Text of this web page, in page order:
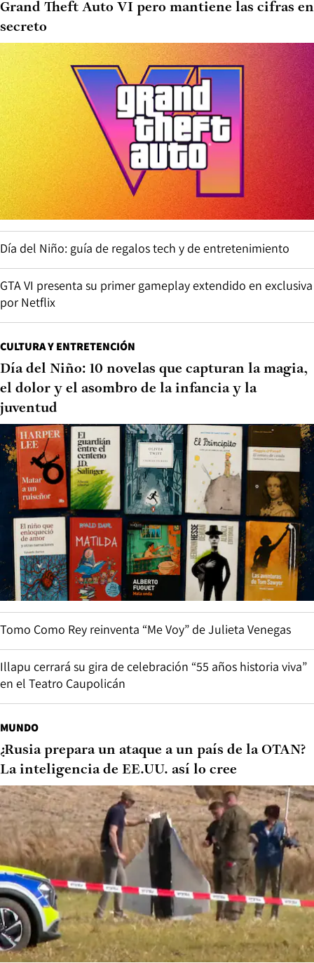
Grand Theft Auto VI pero mantiene las cifras en
secreto
Día del Niño: guía de regalos tech y de entretenimiento
GTA VI presenta su primer gameplay extendido en exclusiva
por Netflix
CULTURA Y ENTRETENCIÓN
Día del Niño: 10 novelas que capturan la magia,
el dolor y el asombro de la infancia y la
juventud
Tomo Como Rey reinventa “Me Voy” de Julieta Venegas
Illapu cerrará su gira de celebración “55 años historia viva”
en el Teatro Caupolicán
MUNDO
¿Rusia prepara un ataque a un país de la OTAN?
La inteligencia de EE.UU. así lo cree